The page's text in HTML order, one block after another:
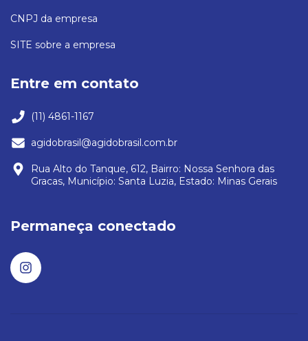
CNPJ da empresa
SITE sobre a empresa
Entre em contato
(11) 4861-1167
agidobrasil@agidobrasil.com.br
Rua Alto do Tanque, 612, Bairro: Nossa Senhora das
Gracas, Município: Santa Luzia, Estado: Minas Gerais
Permaneça conectado